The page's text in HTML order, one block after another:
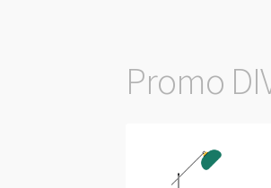
Promo